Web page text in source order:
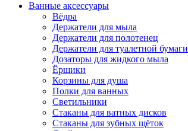
Ванные аксессуары
Вёдра
Держатели для мыла
Держатели для полотенец
Держатели для туалетной бумаги
Дозаторы для жидкого мыла
Ёршики
Корзины для душа
Полки для ванных
Светильники
Стаканы для ватных дисков
Стаканы для зубных щёток